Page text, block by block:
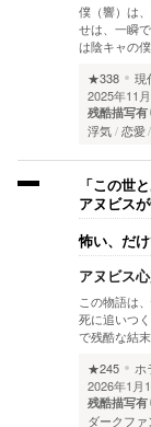
僕（響）は
せは、一瞬
は陰キャの
★338
現
2025年11
残酷描写有
浮気 恋愛
「この世
アヌビス
怖い、だ
アヌビス
この物語は
死に追いつ
で残酷な結
★245
ホ
2026年1月
残酷描写有
ダークフ